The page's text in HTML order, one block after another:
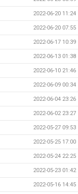
2022-06-20 11:24
2022-06-20 07:55
2022-06-17 10:39
2022-06-13 01:38
2022-06-10 21:46
2022-06-09 00:34
2022-06-04 23:26
2022-06-02 23:27
2022-05-27 09:53
2022-05-25 17:00
2022-05-24 22:25
2022-05-23 01:42
2022-05-16 14:45